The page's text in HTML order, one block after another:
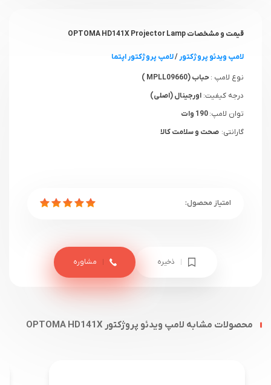
قیمت و مشخصات OPTOMA HD141X Projector Lamp
لامپ ویدئو پروژکتور /لامپ پروژکتور اپتما
نوع لامپ :حباب (MPLL09660 )
درجه کیفیت: اورجینال (اصلی)
توان لامپ:
گارانتی: صحت و سلامت کالا
ذخیره مشاوره
محصولات مشابه لامپ ویدئو پروژکتور OPTOMA HD141X